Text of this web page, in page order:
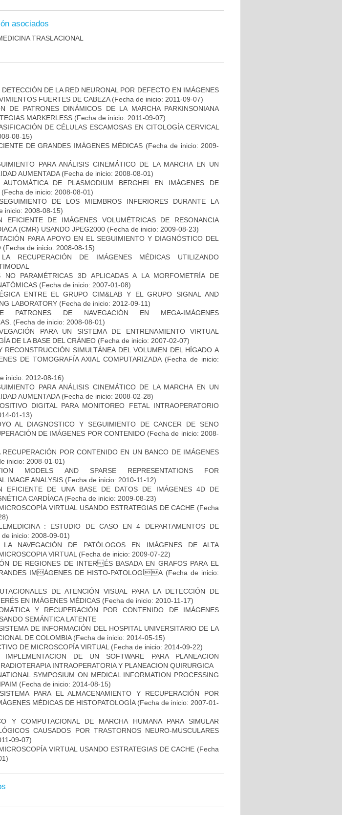
asociados
TRASLACIONAL
DETECCIÓN DE LA RED NEURONAL POR DEFECTO EN IMÁGENES
FUERTES DE CABEZA(Fecha de inicio: 2011-09-07)
DE PATRONES DINÁMICOS DE LA MARCHA PARKINSONIANA
MARKERLESS (Fecha de inicio: 2011-09-07)
DE CÉLULAS ESCAMOSAS EN CITOLOGÍA CERVICAL
08-15)
DE GRANDES IMÁGENES MÉDICAS (Fecha de inicio: 2009-
PARA ANÁLISIS CINEMÁTICO DE LA MARCHA EN UN
AUMENTADA(Fecha de inicio: 2008-08-01)
AUTOMÁTICA DE PLASMODIUM BERGHEI EN IMÁGENES DE
(Fecha de inicio: 2008-08-01)
DE LOS MIEMBROS INFERIORES DURANTE LA
inicio: 2008-08-15)
EFICIENTE DE IMÁGENES VOLUMÉTRICAS DE RESONANCIA
(CMR) USANDO JPEG2000 (Fecha de inicio: 2009-08-23)
PARA APOYO EN EL SEGUIMIENTO Y DIAGNÓSTICO DEL
(Fecha de inicio: 2008-08-15)
RECUPERACIÓN DE IMÁGENES MÉDICAS UTILIZANDO
NO PARAMÉTRICAS 3D APLICADAS A LA MORFOMETRÍA DE
(Fecha de inicio: 2007-01-08)
ENTRE EL GRUPO CIM&LAB Y EL GRUPO SIGNAL AND
LABORATORY (Fecha de inicio: 2012-09-11)
PATRONES DE NAVEGACIÓN EN MEGA-IMÁGENES
(Fecha de inicio: 2008-08-01)
PARA UN SISTEMA DE ENTRENAMIENTO VIRTUAL
DE LA BASE DEL CRÁNEO (Fecha de inicio: 2007-02-07)
RECONSTRUCCIÓN SIMULTÁNEA DEL VOLUMEN DEL HÍGADO A
DE TOMOGRAFÍA AXIAL COMPUTARIZADA(Fecha de inicio:
inicio: 2012-08-16)
PARA ANÁLISIS CINEMÁTICO DE LA MARCHA EN UN
AUMENTADA (Fecha de inicio: 2008-02-28)
DIGITAL PARA MONITOREO FETAL INTRAOPERATORIO
01-13)
AL DIAGNOSTICO Y SEGUIMIENTO DE CANCER DE SENO
DE IMÁGENES POR CONTENIDO(Fecha de inicio: 2008-
RECUPERACIÓN POR CONTENIDO EN UN BANCO DE IMÁGENES
inicio: 2008-01-01)
MODELS AND SPARSE REPRESENTATIONS FOR
IMAGE ANALYSIS (Fecha de inicio: 2010-11-12)
EFICIENTE DE UNA BASE DE DATOS DE IMÁGENES 4D DE
CARDÍACA(Fecha de inicio: 2009-08-23)
VIRTUAL USANDO ESTRATEGIAS DE CACHE (Fecha
: ESTUDIO DE CASO EN 4 DEPARTAMENTOS DE
inicio: 2008-09-01)
LA NAVEGACIÓN DE PATÓLOGOS EN IMÁGENES DE ALTA
VIRTUAL (Fecha de inicio: 2009-07-22)
DE REGIONES DE INTERÉS BASADA EN GRAFOS PARA EL
IMÁGENES DE HISTO-PATOLOGÍA(Fecha de inicio:
DE ATENCIÓN VISUAL PARA LA DETECCIÓN DE
EN IMÁGENES MÉDICAS (Fecha de inicio: 2010-11-17)
Y RECUPERACIÓN POR CONTENIDO DE IMÁGENES
SEMÁNTICA LATENTE
DE INFORMACIÓN DEL HOSPITAL UNIVERSITARIO DE LA
DE COLOMBIA (Fecha de inicio: 2014-05-15)
DE MICROSCOPÍA VIRTUAL (Fecha de inicio: 2014-09-22)
IMPLEMENTACION DE UN SOFTWARE PARA PLANEACION
INTRAOPERATORIA Y PLANEACION QUIRURGICA
SYMPOSIUM ON MEDICAL INFORMATION PROCESSING
(Fecha de inicio: 2014-08-15)
PARA EL ALMACENAMIENTO Y RECUPERACIÓN POR
MÉDICAS DE HISTOPATOLOGÍA(Fecha de inicio: 2007-01-
Y COMPUTACIONAL DE MARCHA HUMANA PARA SIMULAR
CAUSADOS POR TRASTORNOS NEURO-MUSCULARES
09-07)
VIRTUAL USANDO ESTRATEGIAS DE CACHE (Fecha